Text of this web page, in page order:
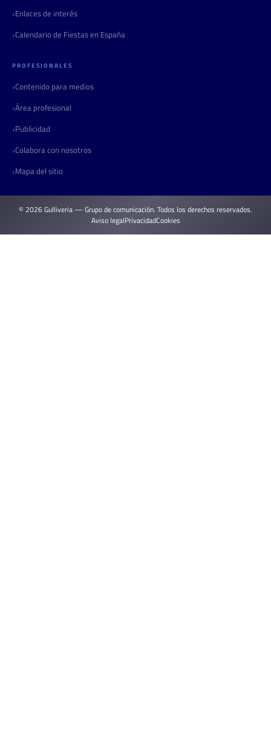
Enlaces de interés
Calendario de Fiestas en España
PROFESIONALES
Contenido para medios
Área profesional
Publicidad
Colabora con nosotros
Mapa del sitio
© 2026 Gulliveria — Grupo de comunicación. Todos los derechos reservados.
Aviso legalPrivacidadCookies